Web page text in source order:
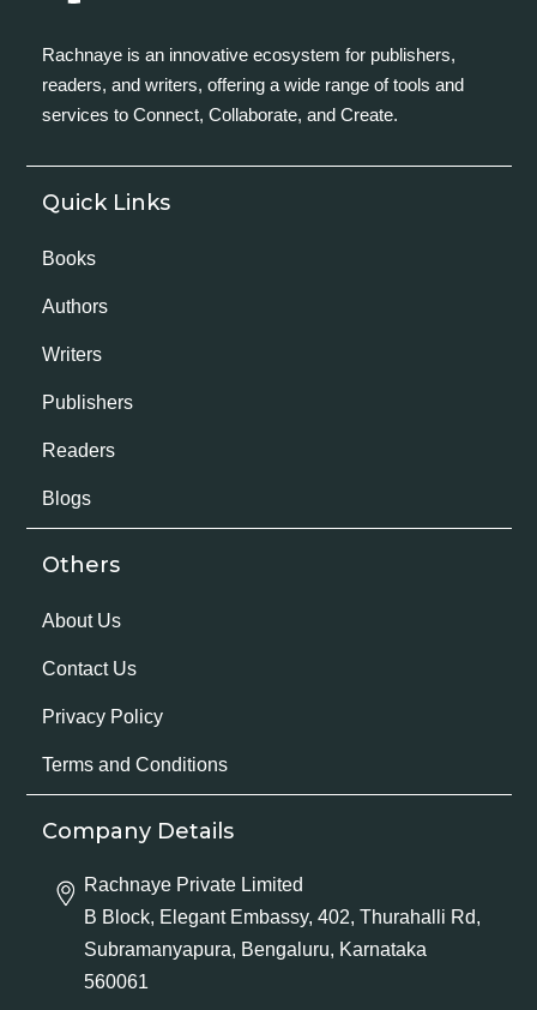
Rachnaye is an innovative ecosystem for publishers,
readers, and writers, offering a wide range of tools and
services to Connect, Collaborate, and Create.
Quick Links
Books
Authors
Writers
Publishers
Readers
Blogs
Others
About Us
Contact Us
Privacy Policy
Terms and Conditions
Company Details
Rachnaye Private Limited
B Block, Elegant Embassy, 402, Thurahalli Rd,
Subramanyapura, Bengaluru, Karnataka
560061